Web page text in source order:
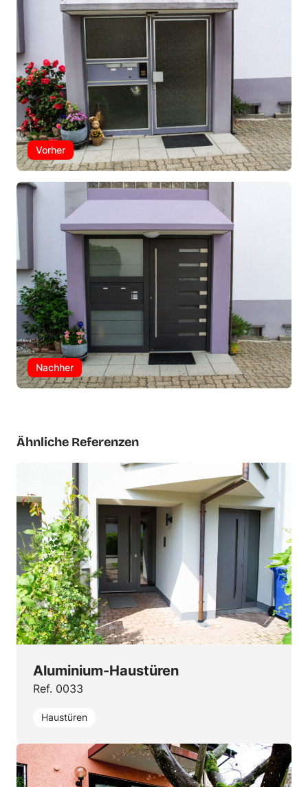
Vorher
Nachher
Ähnliche Referenzen
Aluminium-Haustüren
Ref. 0033
Haustüren